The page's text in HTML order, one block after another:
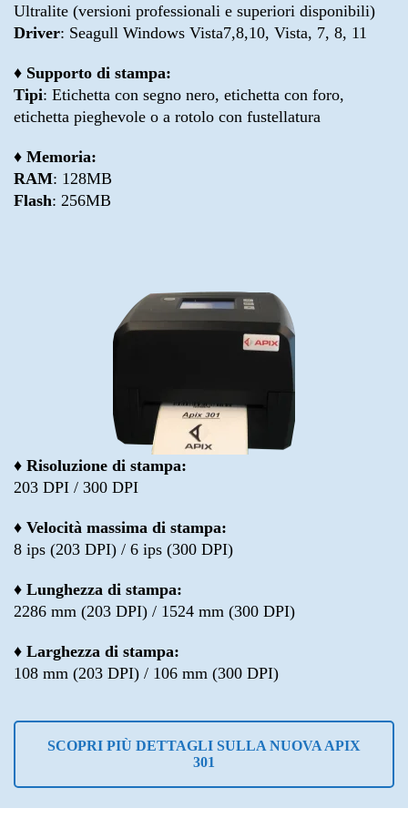
Ultralite (versioni professionali e superiori disponibili)
Driver: Seagull Windows Vista7,8,10, Vista, 7, 8, 11
♦ Supporto di stampa:
Tipi: Etichetta con segno nero, etichetta con foro,
etichetta pieghevole o a rotolo con fustellatura
♦ Memoria:
RAM: 128MB
Flash: 256MB
♦ Risoluzione di stampa:
203 DPI / 300 DPI
♦ Velocità massima di stampa:
8 ips (203 DPI) / 6 ips (300 DPI)
♦ Lunghezza di stampa:
2286 mm (203 DPI) / 1524 mm (300 DPI)
♦ Larghezza di stampa:
108 mm (203 DPI) / 106 mm (300 DPI)
SCOPRI PIÙ DETTAGLI SULLA NUOVA APIX
301